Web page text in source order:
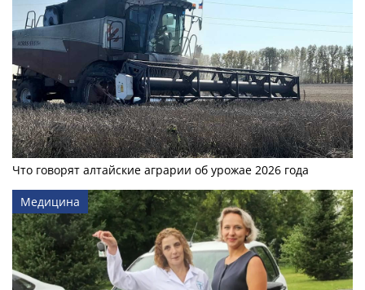
Что говорят алтайские аграрии об урожае 2026 года
Медицина